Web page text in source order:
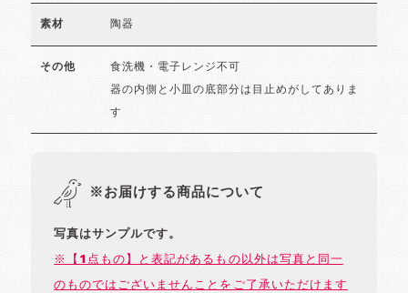
素材 陶器
その他 食洗機・電子レンジ不可
器の内側と小皿の底部分は目止めがしてありま
す
※お届けする商品について
写真はサンプルです。
※【1点もの】と表記があるもの以外は写真と同一
のものではございませんことをご了承いただけます